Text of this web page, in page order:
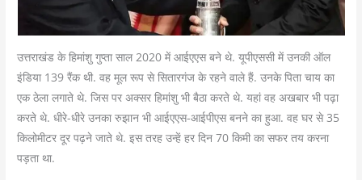
उत्तराखंड के हिमांशु गुप्ता साल 2020 में आईएएस बने थे. यूपीएससी में उनकी ऑल
इंडिया 139 रैंक थी. वह मूल रूप से सितारगंज के रहने वाले हैं. उनके पिता चाय का
एक ठेला लगाते थे. जिस पर अक्सर हिमांशु भी बैठा करते थे. यहां वह अखबार भी पढ़ा
करते थे. धीरे-धीरे उनका रुझान भी आईएएस-आईपीएस बनने का हुआ. वह घर से 35
किलोमीटर दूर पढ़ने जाते थे. इस तरह उन्हें हर दिन 70 किमी का सफर तय करना
पड़ता था.